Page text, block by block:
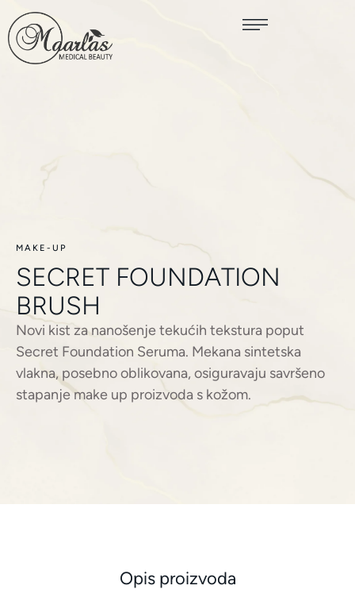
MAKE-UP
SECRET FOUNDATION
BRUSH
Novi kist za nanošenje tekućih tekstura poput
Secret Foundation Seruma. Mekana sintetska
vlakna, posebno oblikovana, osiguravaju savršeno
stapanje make up proizvoda s kožom.
Opis proizvoda